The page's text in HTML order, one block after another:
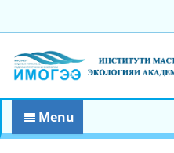
Menu